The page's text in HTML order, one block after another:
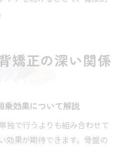
矯正の深い関係
乗効果について解説
独で行うよりも組み合わせて
効果が期待できます。骨盤の